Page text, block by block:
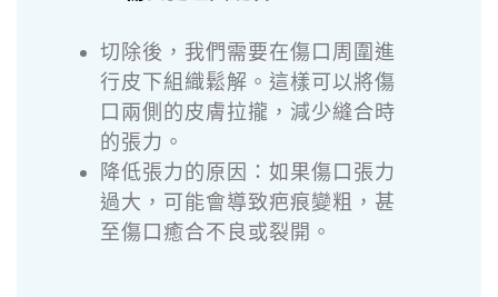
切除後，我們需要在傷口周圍進
行皮下組織鬆解。這樣可以將傷
口兩側的皮膚拉攏，減少縫合時
的張力。
降低張力的原因：如果傷口張力
過大，可能會導致疤痕變粗，甚
至傷口癒合不良或裂開。